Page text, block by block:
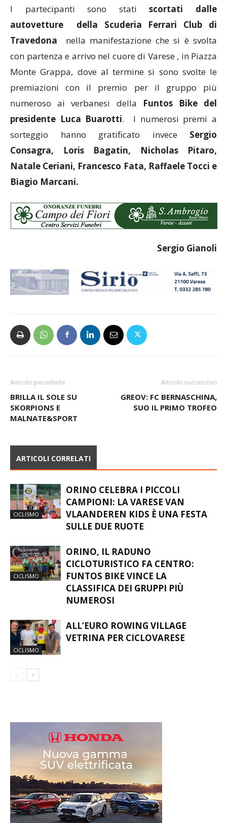
I partecipanti sono stati scortati dalle
autovetture della Scuderia Ferrari Club di
Travedona
nella manifestazione che si è svolta
con partenza e arrivo nel cuore di Varese , in Piazza
Monte Grappa, dove al termine si sono svolte le
premiazioni con il premio per il gruppo più
numeroso ai verbanesi della
Funtos Bike del
presidente Luca Buarotti. I numerosi premi a
sorteggio hanno gratificato invece Sergio
Consagra, Loris Bagatin, Nicholas Pitaro,
Natale Ceriani, Francesco Fata, Raffaele Tocci e
Biagio Marcani.
Sergio Gianoli
Articolo precedente
BRILLA IL SOLE SU
SKORPIONS E
MALNATE&SPORT
Articolo successivo
GREOV: FC BERNASCHINA,
SUO IL PRIMO TROFEO
ARTICOLI CORRELATI
CICLISMO
ORINO CELEBRA I PICCOLI
CAMPIONI: LA VARESE VAN
VLAANDEREN KIDS È UNA FESTA
SULLE DUE RUOTE
CICLISMO
ORINO, IL RADUNO
CICLOTURISTICO FA CENTRO:
FUNTOS BIKE VINCE LA
CLASSIFICA DEI GRUPPI PIÙ
NUMEROSI
CICLISMO
ALL’EURO ROWING VILLAGE
VETRINA PER CICLOVARESE